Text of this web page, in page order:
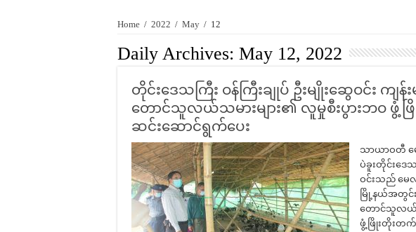
Home / 2022 / May / 12
Daily Archives: May 12, 2022
တိုင်းဒေသကြီး ဝန်ကြီးချုပ် ဦးမျိုးဆွေဝင်း ကျန်း
တောင်သူလယ်သမားများ၏ လူမှုစီးပွားဘဝ ဖွံ့ဖ
ဆင်းဆောင်ရွက်ပေး
သာယာဝတီ မေ
ပဲခူးတိုင်းဒေသ
ဝင်းသည် မေ
မြို့နယ်အတွင်း
တောင်သူလယ်သ
ဖွံ့ဖြိုးတိုးတက်